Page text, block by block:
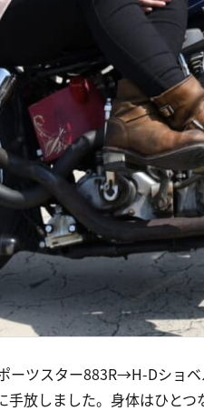
ーツスター883R→H-Dショ
手放しました。身体はひとつ